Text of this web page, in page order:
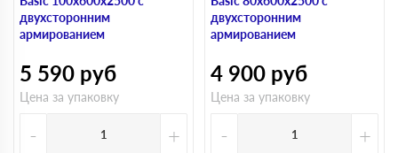
двухсторонним
армированием
5 590 руб
Цена за упаковку
- +
двухсторонним
армированием
4 900 руб
Цена за упаковку
- +